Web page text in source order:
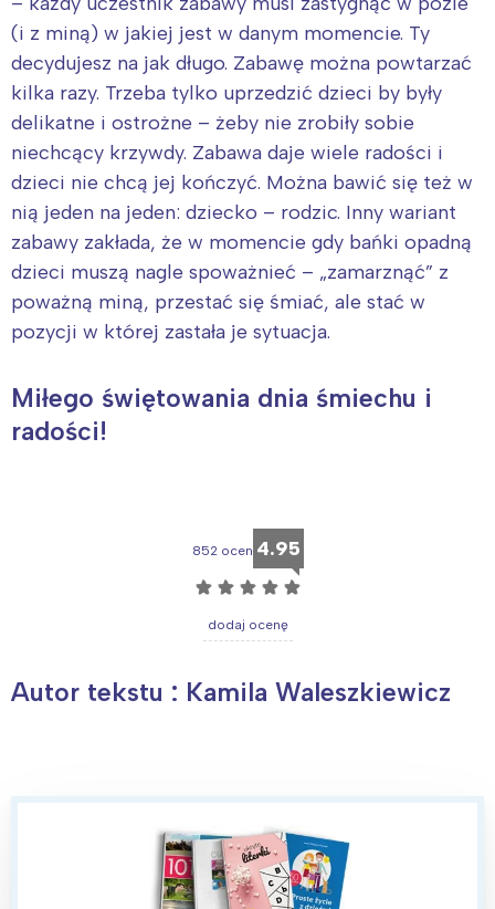
(i z miną) w jakiej jest w danym momencie. Ty
decydujesz na jak długo. Zabawę można powtarzać
kilka razy. Trzeba tylko uprzedzić dzieci by były
delikatne i ostrożne – żeby nie zrobiły sobie
niechcący krzywdy. Zabawa daje wiele radości i
dzieci nie chcą jej kończyć. Można bawić się też w
nią jeden na jeden: dziecko – rodzic. Inny wariant
zabawy zakłada, że w momencie gdy bańki opadną
dzieci muszą nagle spoważnieć – „zamarznąć” z
poważną miną, przestać się śmiać, ale stać w
pozycji w której zastała je sytuacja.
Miłego świętowania dnia śmiechu i
radości!
852 ocen 4.95
☆ ☆ ☆ ☆ ☆
dodaj ocenę
Autor tekstu : Kamila Waleszkiewicz
Łódź
Trójmiasto
Poznań
Wrocław
Kraków
Południe
Północ
Wszystkie
Wybieram